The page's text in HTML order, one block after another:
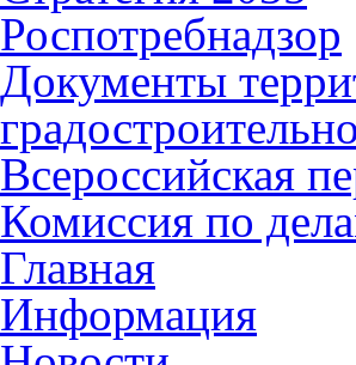
Роспотребнадзор
Документы
Всероссийская
Комиссия по
Главная
Информация